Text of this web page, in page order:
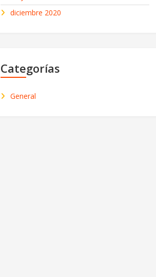
diciembre 2020
Categorías
General